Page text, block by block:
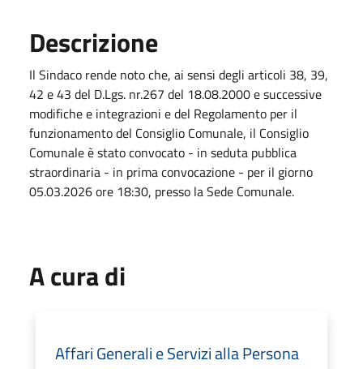
Descrizione
Il Sindaco rende noto che, ai sensi degli articoli 38, 39,
42 e 43 del D.Lgs. nr.267 del 18.08.2000 e successive
modifiche e integrazioni e del Regolamento per il
funzionamento del Consiglio Comunale, il Consiglio
Comunale è stato convocato - in seduta pubblica
straordinaria - in prima convocazione - per il giorno
05.03.2026 ore 18:30, presso la Sede Comunale.
A cura di
Affari Generali e Servizi alla Persona